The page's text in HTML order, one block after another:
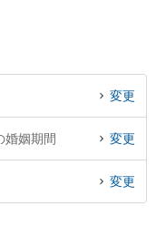
変更
婚姻期間 変更
変更